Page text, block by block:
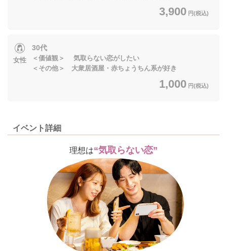
3,900 円(税込)
女性
30代
＜価値観＞ 気取らない恋がしたい
＜その他＞ 大衆居酒屋・赤ちょうちん系が好き
1,000 円(税込)
イベント詳細
理想は“気取らない恋”